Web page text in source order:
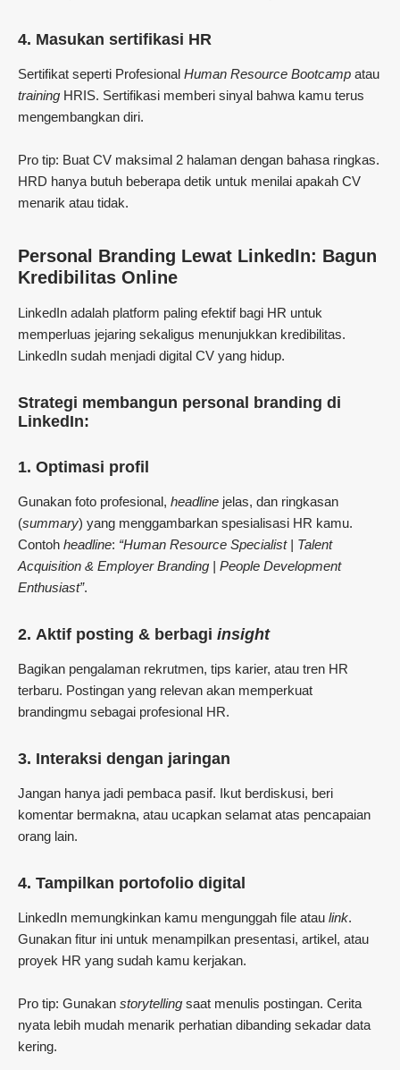
4. Masukan sertifikasi HR
Sertifikat seperti Profesional Human Resource Bootcamp atau
training HRIS. Sertifikasi memberi sinyal bahwa kamu terus
mengembangkan diri.
Pro tip: Buat CV maksimal 2 halaman dengan bahasa ringkas.
HRD hanya butuh beberapa detik untuk menilai apakah CV
menarik atau tidak.
Personal Branding Lewat LinkedIn: Bagun
Kredibilitas Online
LinkedIn adalah platform paling efektif bagi HR untuk
memperluas jejaring sekaligus menunjukkan kredibilitas.
LinkedIn sudah menjadi digital CV yang hidup.
Strategi membangun personal branding di
LinkedIn:
1. Optimasi profil
Gunakan foto profesional, headline jelas, dan ringkasan
(summary) yang menggambarkan spesialisasi HR kamu.
Contoh headline: “Human Resource Specialist | Talent
Acquisition & Employer Branding | People Development
Enthusiast”.
2. Aktif posting & berbagi insight
Bagikan pengalaman rekrutmen, tips karier, atau tren HR
terbaru. Postingan yang relevan akan memperkuat
brandingmu sebagai profesional HR.
3. Interaksi dengan jaringan
Jangan hanya jadi pembaca pasif. Ikut berdiskusi, beri
komentar bermakna, atau ucapkan selamat atas pencapaian
orang lain.
4. Tampilkan portofolio digital
LinkedIn memungkinkan kamu mengunggah file atau link.
Gunakan fitur ini untuk menampilkan presentasi, artikel, atau
proyek HR yang sudah kamu kerjakan.
Pro tip: Gunakan storytelling saat menulis postingan. Cerita
nyata lebih mudah menarik perhatian dibanding sekadar data
kering.